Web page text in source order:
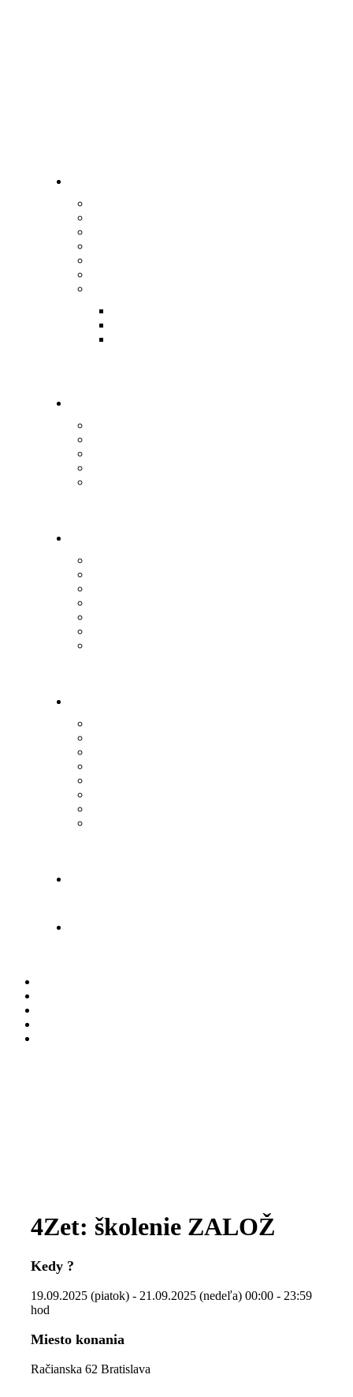
4Zet: školenie ZALOŽ
Kedy ?
19.09.2025 (piatok) - 21.09.2025 (nedeľa) 00:00 - 23:59
hod
Miesto konania
Račianska 62 Bratislava